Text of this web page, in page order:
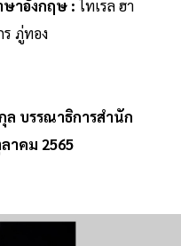
าอังกฤษ :ไทเรล ฮา
ภู่ทอง
บรรณาธิการสำนัก
าคม 2565